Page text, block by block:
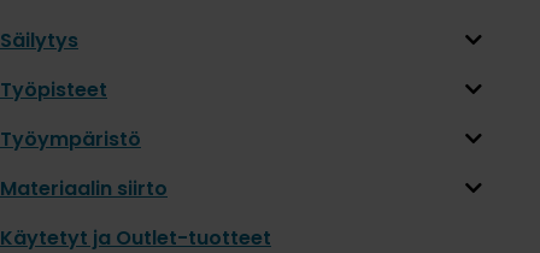
Säilytys
Työpisteet
Työympäristö
Materiaalin siirto
Käytetyt ja Outlet-tuotteet